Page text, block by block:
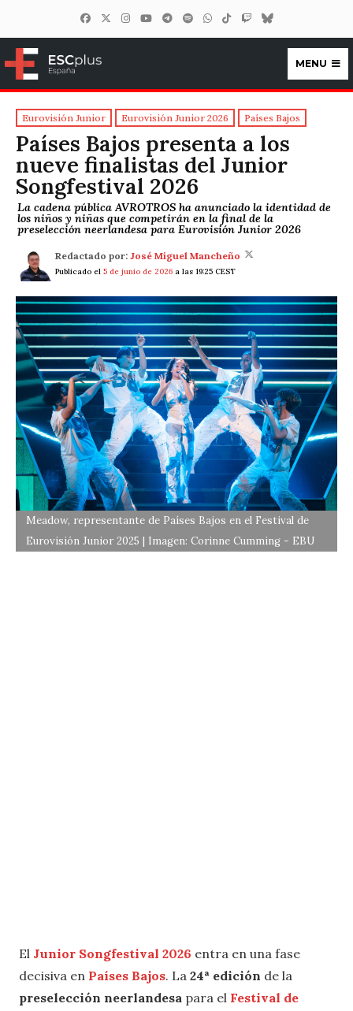
ESCplus España
MENU
Eurovisión Junior Eurovisión Junior 2026 Países Bajos
Países Bajos presenta a los
nueve finalistas del Junior
Songfestival 2026
La cadena pública AVROTROS ha anunciado la identidad de
los niños y niñas que competirán en la final de la
preselección neerlandesa para Eurovisión Junior 2026
Redactado por: José Miguel Mancheño
Publicado el 5 de junio de 2026 a las 19:25 CEST
Meadow, representante de Países Bajos en el Festival de
Eurovisión Junior 2025 | Imagen: Corinne Cumming - EBU
El Junior Songfestival 2026 entra en una fase
decisiva en Países Bajos. La 24ª edición de la
preselección neerlandesa para el Festival de